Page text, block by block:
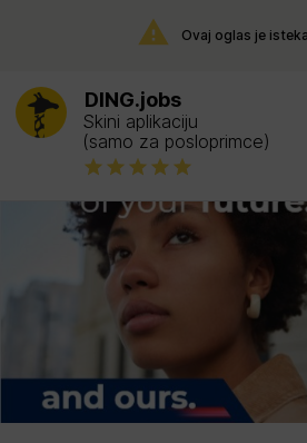
DING.jobs
Skini aplikaciju
(samo za posloprimce)
Ovaj oglas je